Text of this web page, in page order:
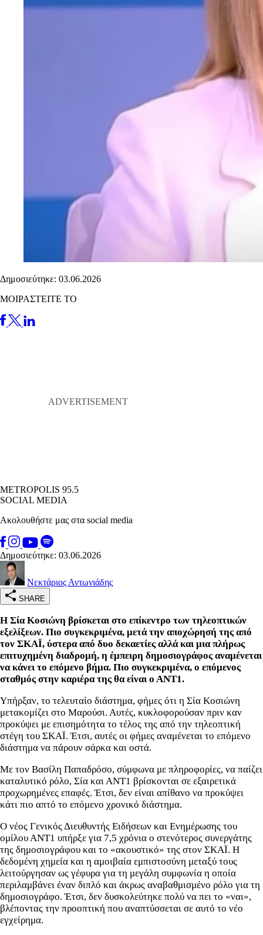
Δημοσιεύτηκε: 03.06.2026
ΜΟΙΡΑΣΤΕΙΤΕ ΤΟ
METROPOLIS 95.5
SOCIAL MEDIA
Ακολουθήστε μας στα social media
Δημοσιεύτηκε: 03.06.2026
Νεκτάριος Αντωνιάδης
SHARE
Η Σία Κοσιώνη βρίσκεται στο επίκεντρο των τηλεοπτικών
εξελίξεων. Πιο συγκεκριμένα, μετά την αποχώρησή της από
τον ΣΚΑΪ, ύστερα από δυο δεκαετίες αλλά και μια πλήρως
επιτυχημένη διαδρομή, η έμπειρη δημοσιογράφος αναμένεται
να κάνει το επόμενο βήμα. Πιο συγκεκριμένα, ο επόμενος
σταθμός στην καριέρα της θα είναι ο ΑΝΤ1.
Υπήρξαν, το τελευταίο διάστημα, φήμες ότι η Σία Κοσιώνη
μετακομίζει στο Μαρούσι. Αυτές, κυκλοφορούσαν πριν καν
προκύψει με επισημότητα το τέλος της από την τηλεοπτική
στέγη του ΣΚΑΪ. Έτσι, αυτές οι φήμες αναμένεται το επόμενο
διάστημα να πάρουν σάρκα και οστά.
Με τον Βασίλη Παπαδρόσο, σύμφωνα με πληροφορίες, να παίζει
καταλυτικό ρόλο, Σία και ΑΝΤ1 βρίσκονται σε εξαιρετικά
προχωρημένες επαφές. Έτσι, δεν είναι απίθανο να προκύψει
κάτι πιο απτό το επόμενο χρονικό διάστημα.
Ο νέος Γενικός Διευθυντής Ειδήσεων και Ενημέρωσης του
ομίλου ΑΝΤ1 υπήρξε για 7,5 χρόνια ο στενότερος συνεργάτης
της δημοσιογράφου και το «ακουστικό» της στον ΣΚΑΪ. Η
δεδομένη χημεία και η αμοιβαία εμπιστοσύνη μεταξύ τους
λειτούργησαν ως γέφυρα για τη μεγάλη συμφωνία η οποία
περιλαμβάνει έναν διπλό και άκρως αναβαθμισμένο ρόλο για τη
δημοσιογράφο. Έτσι, δεν δυσκολεύτηκε πολύ να πει το «ναι»,
βλέποντας την προοπτική που αναπτύσσεται σε αυτό το νέο
εγχείρημα.